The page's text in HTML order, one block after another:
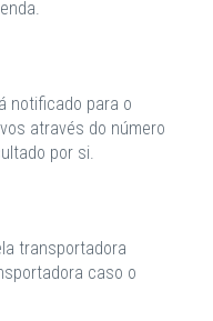
notificado para o
através do número
por si.
transportadora
caso o